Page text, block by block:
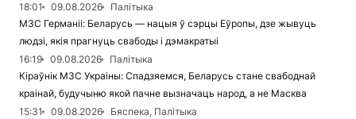
18:01
09.08.2026
Палітыка
МЗС Германіі: Беларусь — нацыя ў сэрцы Еўропы, дзе жывуць
людзі, якія прагнуць свабоды і дэмакратыі
16:19
09.08.2026
Палітыка
Кіраўнік МЗС Украіны: Спадзяемся, Беларусь стане свабоднай
краінай, будучыню якой пачне вызначаць народ, а не Масква
15:31
09.08.2026
Бяспека, Палітыка